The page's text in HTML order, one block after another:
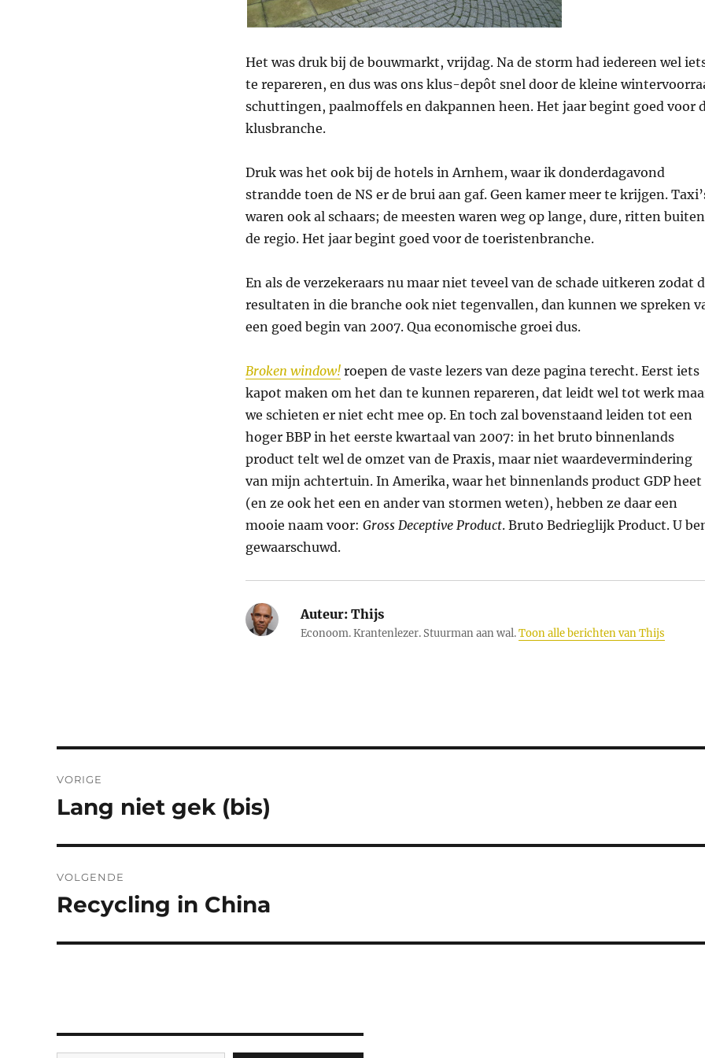
Het was druk bij de bouwmarkt, vrijdag. Na de storm had iedereen wel
te repareren, en dus was ons klus-depôt snel door de kleine
schuttingen, paalmoffels en dakpannen heen. Het jaar begint goed voor
klusbranche.
Druk was het ook bij de hotels in Arnhem, waar ik donderdagavond
strandde toen de NS er de brui aan gaf. Geen kamer meer te krijgen.
waren ook al schaars; de meesten waren weg op lange, dure, ritten buiten
de regio. Het jaar begint goed voor de toeristenbranche.
En als de verzekeraars nu maar niet teveel van de schade uitkeren zodat
resultaten in die branche ook niet tegenvallen, dan kunnen we spreken
een goed begin van 2007. Qua economische groei dus.
Broken window! roepen de vaste lezers van deze pagina terecht. Eerst iets
kapot maken om het dan te kunnen repareren, dat leidt wel tot werk
we schieten er niet echt mee op. En toch zal bovenstaand leiden tot een
hoger BBP in het eerste kwartaal van 2007: in het bruto binnenlands
product telt wel de omzet van de Praxis, maar niet waardevermindering
van mijn achtertuin. In Amerika, waar het binnenlands product GDP heet
(en ze ook het een en ander van stormen weten), hebben ze daar een
mooie naam voor: Gross Deceptive Product. Bruto Bedrieglijk Product. U
gewaarschuwd.
Auteur: Thijs
Econoom. Krantenlezer. Stuurman aan wal.Toon alle berichten van Thijs
navigatie
VORIGE
Vorig
Lang niet gek (bis)
VOLGENDE
Volgend
Recycling in China
Typ je e-mail...